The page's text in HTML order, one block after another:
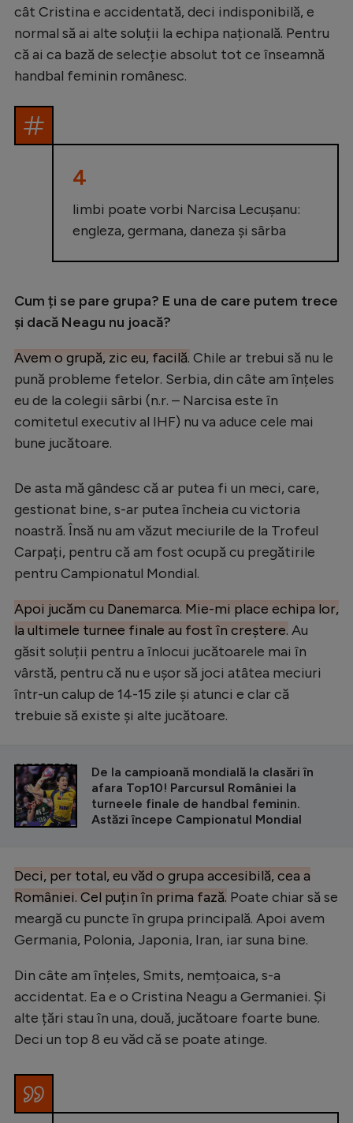
Intră în cont
cât Cristina e accidentată, deci indisponibilă, e
normal să ai alte soluții la echipa națională. Pentru
că ai ca bază de selecție absolut tot ce înseamnă
handbal feminin românesc.
4
limbi poate vorbi Narcisa Lecușanu:
engleza, germana, daneza și sârba
Cum ți se pare grupa? E una de care putem trece
și dacă Neagu nu joacă?
Avem o grupă, zic eu, facilă. Chile ar trebui să nu le
pună probleme fetelor. Serbia, din câte am înțeles
eu de la colegii sârbi (n.r. – Narcisa este în
comitetul executiv al IHF) nu va aduce cele mai
bune jucătoare.
De asta mă gândesc că ar putea fi un meci, care,
gestionat bine, s-ar putea încheia cu victoria
noastră. Însă nu am văzut meciurile de la Trofeul
Carpați, pentru că am fost ocupă cu pregătirile
pentru Campionatul Mondial.
Apoi jucăm cu Danemarca. Mie-mi place echipa lor,
la ultimele turnee finale au fost în creștere. Au
găsit soluții pentru a înlocui jucătoarele mai în
vârstă, pentru că nu e ușor să joci atâtea meciuri
într-un calup de 14-15 zile și atunci e clar că
trebuie să existe și alte jucătoare.
CITEȘTE ȘI
De la campioană mondială la clasări în
afara Top10! Parcursul României la
turneele finale de handbal feminin.
Astăzi începe Campionatul Mondial
Deci, per total, eu văd o grupa accesibilă, cea a
României. Cel puțin în prima fază. Poate chiar să se
meargă cu puncte în grupa principală. Apoi avem
Germania, Polonia, Japonia, Iran, iar suna bine.
Din câte am înțeles, Smits, nemțoaica, s-a
accidentat. Ea e o Cristina Neagu a Germaniei. Și
alte țări stau în una, două, jucătoare foarte bune.
Deci un top 8 eu văd că se poate atinge.